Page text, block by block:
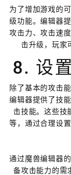
为了增加游戏的
级功能。编辑器
攻击力、攻击速
击升级，玩家
8. 设
除了基本的攻击
编辑器提供了技
击技能。这些技
等，通过合理设
通过魔兽编辑器
备攻击能力的需